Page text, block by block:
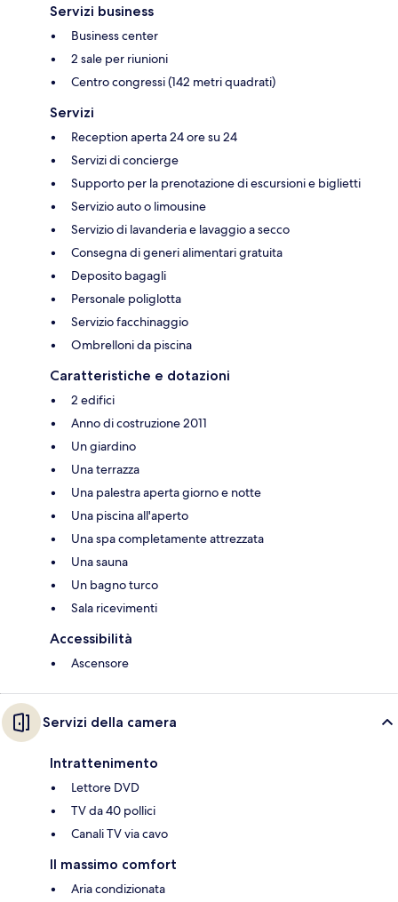
Servizi business
Business center
2 sale per riunioni
Centro congressi (142 metri quadrati)
Servizi
Reception aperta 24 ore su 24
Servizi di concierge
Supporto per la prenotazione di escursioni e biglietti
Servizio auto o limousine
Servizio di lavanderia e lavaggio a secco
Consegna di generi alimentari gratuita
Deposito bagagli
Personale poliglotta
Servizio facchinaggio
Ombrelloni da piscina
Caratteristiche e dotazioni
2 edifici
Anno di costruzione 2011
Un giardino
Una terrazza
Una palestra aperta giorno e notte
Una piscina all'aperto
Una spa completamente attrezzata
Una sauna
Un bagno turco
Sala ricevimenti
Accessibilità
Ascensore
Servizi della camera
Intrattenimento
Lettore DVD
TV da 40 pollici
Canali TV via cavo
Il massimo comfort
Aria condizionata